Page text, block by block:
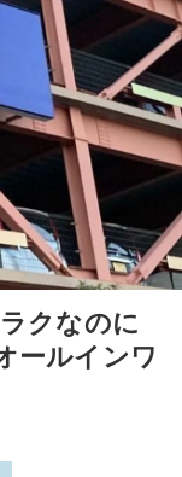
クなのに
ールインワ